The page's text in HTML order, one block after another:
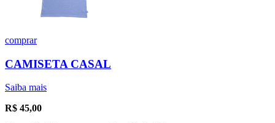
comprar
CAMISETA CASAL
Saiba mais
R$ 45,00